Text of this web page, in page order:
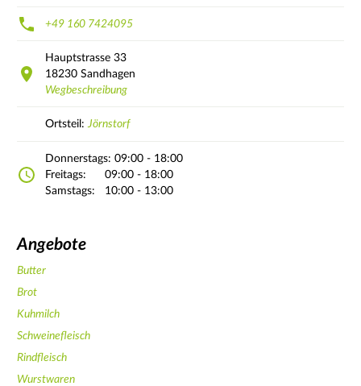
+49 160 7424095
Hauptstrasse 33
18230 Sandhagen
Wegbeschreibung
Ortsteil: Jörnstorf
Donnerstags: 09:00 - 18:00
Freitags:
09:00 - 18:00
Samstags:
10:00 - 13:00
Angebote
Butter
Brot
Kuhmilch
Schweinefleisch
Rindfleisch
Wurstwaren